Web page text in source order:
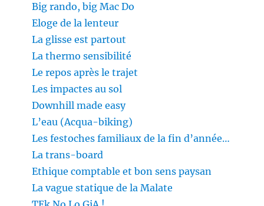
Big rando, big Mac Do
Eloge de la lenteur
La glisse est partout
La thermo sensibilité
Le repos après le trajet
Les impactes au sol
Downhill made easy
L’eau (Acqua-biking)
Les festoches familiaux de la fin d’année…
La trans-board
Ethique comptable et bon sens paysan
La vague statique de la Malate